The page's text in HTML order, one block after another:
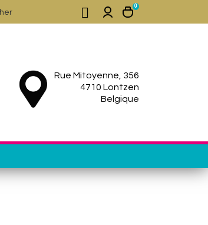
 0
Rue Mitoyenne, 356
4710 Lontzen
Belgique